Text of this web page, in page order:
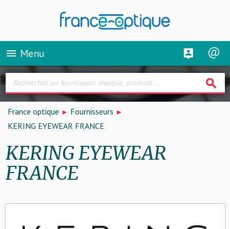
menu Menu
search
France optique
Fournisseurs
KERING EYEWEAR FRANCE
KERING EYEWEAR
FRANCE